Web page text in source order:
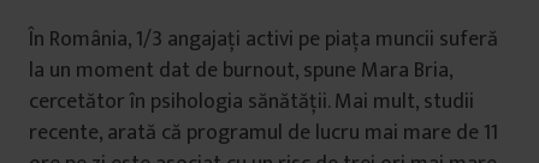
În România, 1/3 angajați activi pe piața muncii suferă
la un moment dat de burnout, spune Mara Bria,
cercetător în psihologia sănătății. Mai mult, studii
recente, arată că programul de lucru mai mare de 11